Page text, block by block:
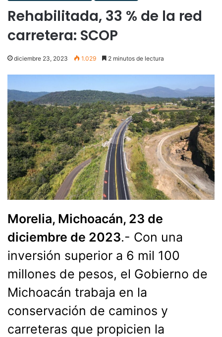
Rehabilitada, 33 % de la red
carretera: SCOP
diciembre 23, 2023 1.029 2 minutos de lectura
Morelia, Michoacán, 23 de
diciembre de 2023.- Con una
inversión superior a 6 mil 100
millones de pesos, el Gobierno de
Michoacán trabaja en la
conservación de caminos y
carreteras que propicien la